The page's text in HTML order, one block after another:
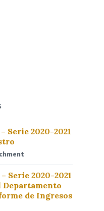
Serie 2020-2021
Serie 2020-2021
Departamento
de Ingresos